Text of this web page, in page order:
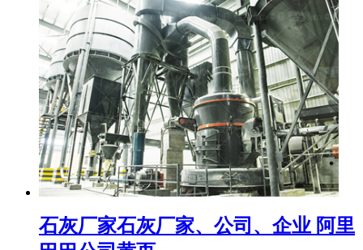
石灰厂家石灰厂家、公司、企业 阿里